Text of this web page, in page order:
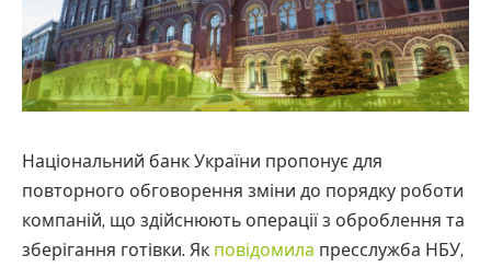
Національний банк України пропонує для
повторного обговорення зміни до порядку роботи
компаній, що здійснюють операції з оброблення та
зберігання готівки. Як повідомила пресслужба НБУ,